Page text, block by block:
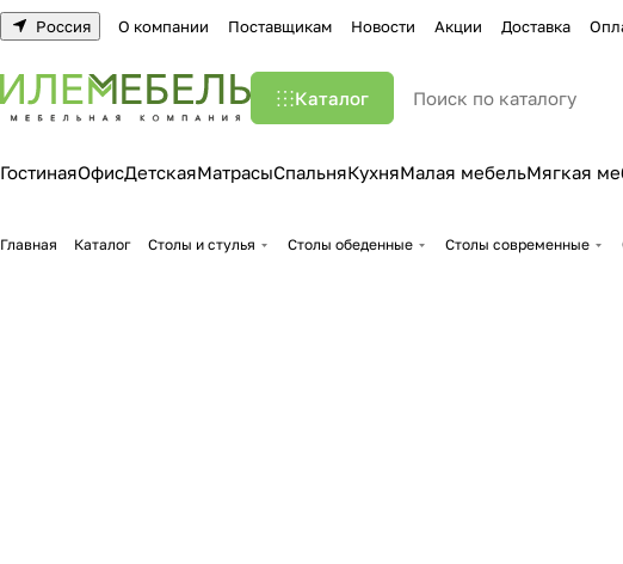
Россия О компании Поставщикам Новости Акции Доставка
Каталог
ГостинаяОфисДетскаяМатрасыСпальняКухняМалая мебельМягкая
Главная Каталог Столы и стулья Столы обеденные Столы современные